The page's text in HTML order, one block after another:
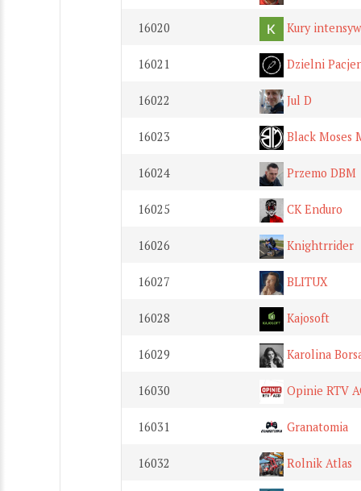
16020 Kury
16021 Dzielni
16022 Jul D
16023 Black Moses
16024 Przemo DBM
16025 CK Enduro
16026 Knightrrider
16027 BLITUX
16028 Kajosoft
16029 Karolina
16030 Opinie RTV
16031 Granatomia
16032 Rolnik Atlas